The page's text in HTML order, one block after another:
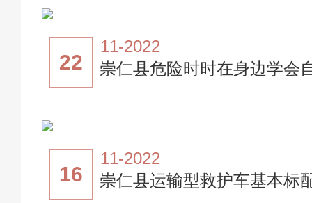
22
11-2022
崇仁县危险时时在身边学会
16
11-2022
崇仁县运输型救护车基本标